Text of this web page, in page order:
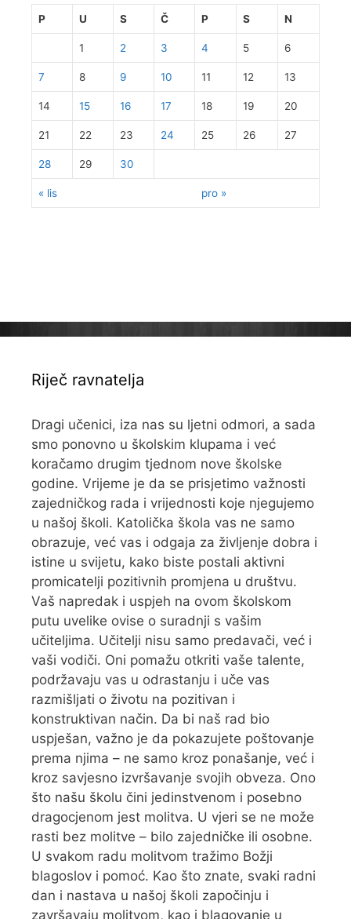
P U S Č P S N
« lis pro »
1 2 3 4 5 6
7 8 9 10 11 12 13
14 15 16 17 18 19 20
21 22 23 24 25 26 27
28 29 30
Riječ ravnatelja
Dragi učenici, iza nas su ljetni odmori, a sada
smo ponovno u školskim klupama i već
koračamo drugim tjednom nove školske
godine. Vrijeme je da se prisjetimo važnosti
zajedničkog rada i vrijednosti koje njegujemo
u našoj školi. Katolička škola vas ne samo
obrazuje, već vas i odgaja za življenje dobra i
istine u svijetu, kako biste postali aktivni
promicatelji pozitivnih promjena u društvu.
Vaš napredak i uspjeh na ovom školskom
putu uvelike ovise o suradnji s vašim
učiteljima. Učitelji nisu samo predavači, već i
vaši vodiči. Oni pomažu otkriti vaše talente,
podržavaju vas u odrastanju i uče vas
razmišljati o životu na pozitivan i
konstruktivan način. Da bi naš rad bio
uspješan, važno je da pokazujete poštovanje
prema njima – ne samo kroz ponašanje, već i
kroz savjesno izvršavanje svojih obveza. Ono
što našu školu čini jedinstvenom i posebno
dragocjenom jest molitva. U vjeri se ne može
rasti bez molitve – bilo zajedničke ili osobne.
U svakom radu molitvom tražimo Božji
blagoslov i pomoć. Kao što znate, svaki radni
dan i nastava u našoj školi započinju i
završavaju molitvom, kao i blagovanje u